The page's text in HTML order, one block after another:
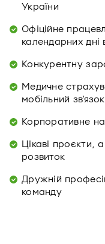
України
Офіційне
календарних дні
Конкурентну
Медичне
мобільний зв'язок
Корпоративне
Цікаві проєкти,
розвиток
Дружній
команду